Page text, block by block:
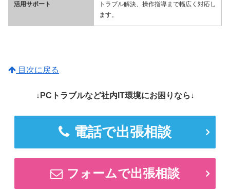
活用サポート
トラブル解決、操作指導まで幅広く対応し
ます。
目次に戻る
↓PCトラブルなど社内IT環境にお困りなら↓
電話で出張相談
フォームで出張相談